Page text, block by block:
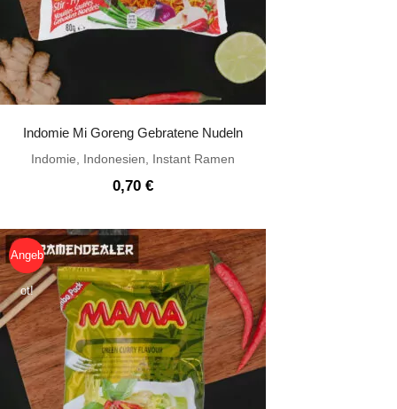
Indomie Mi Goreng Gebratene Nudeln
Indomie Indonesien Instant Ramen
0,70 €
Angeb
ot!